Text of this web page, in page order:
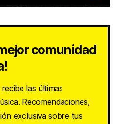
comunidad
las últimas
Recomendaciones,
exclusiva sobre tus